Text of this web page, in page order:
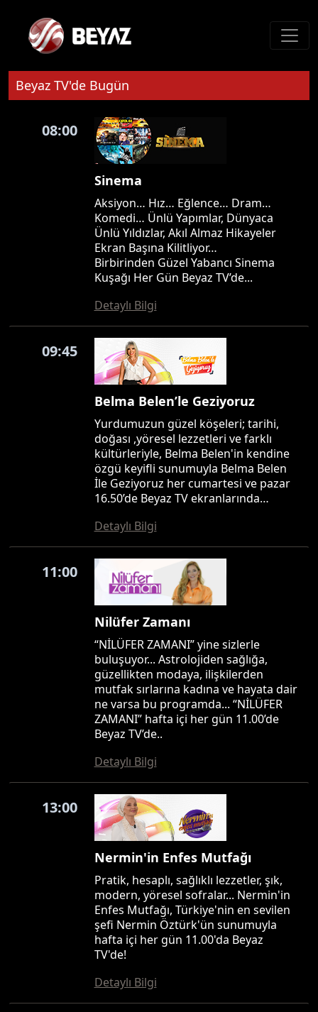
Beyaz TV'de Bugün
08:00
Sinema
Aksiyon… Hız… Eğlence… Dram…
Komedi… Ünlü Yapımlar, Dünyaca
Ünlü Yıldızlar, Akıl Almaz Hikayeler
Ekran Başına Kilitliyor…
Birbirinden Güzel Yabancı Sinema
Kuşağı Her Gün Beyaz TV’de...
Detaylı Bilgi
09:45
Belma Belen’le Geziyoruz
Yurdumuzun güzel köşeleri; tarihi,
doğası ,yöresel lezzetleri ve farklı
kültürleriyle, Belma Belen'in kendine
özgü keyifli sunumuyla Belma Belen
İle Geziyoruz her cumartesi ve pazar
16.50’de Beyaz TV ekranlarında…
Detaylı Bilgi
11:00
Nilüfer Zamanı
“NİLÜFER ZAMANI” yine sizlerle
buluşuyor... Astrolojiden sağlığa,
güzellikten modaya, ilişkilerden
mutfak sırlarına kadına ve hayata dair
ne varsa bu programda... “NİLÜFER
ZAMANI” hafta içi her gün 11.00’de
Beyaz TV’de..
Detaylı Bilgi
13:00
Nermin'in Enfes Mutfağı
Pratik, hesaplı, sağlıklı lezzetler, şık,
modern, yöresel sofralar... Nermin'in
Enfes Mutfağı, Türkiye'nin en sevilen
şefi Nermin Öztürk'ün sunumuyla
hafta içi her gün 11.00'da Beyaz
TV'de!
Detaylı Bilgi